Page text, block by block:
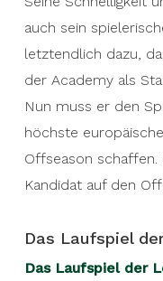
auch sein
letztendlich dazu,
der Academy als
Nun muss er den
höchste
Offseason schaffen.
Kandidat auf den
Das Laufspiel
Das Laufspiel der